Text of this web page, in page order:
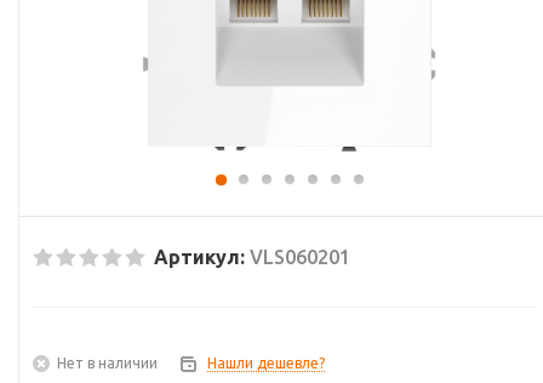
Артикул: VLS060201
Нет в наличии Нашли дешевле?